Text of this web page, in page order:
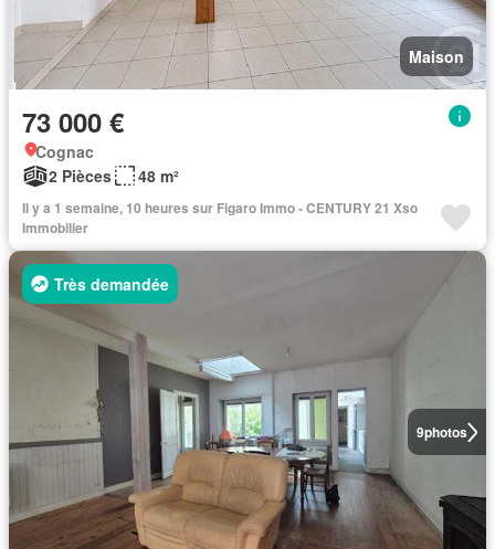
Maison
73 000 €
Cognac
2 Pièces
48 m²
Il y a 1 semaine, 10 heures sur Figaro Immo - CENTURY 21 Xso
Immobilier
9photos
Très demandée